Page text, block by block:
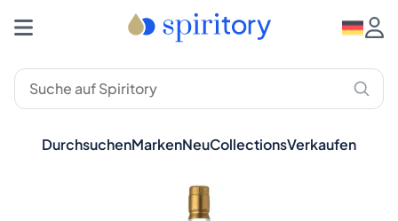
DurchsuchenMarkenNeuCollectionsVerkaufen